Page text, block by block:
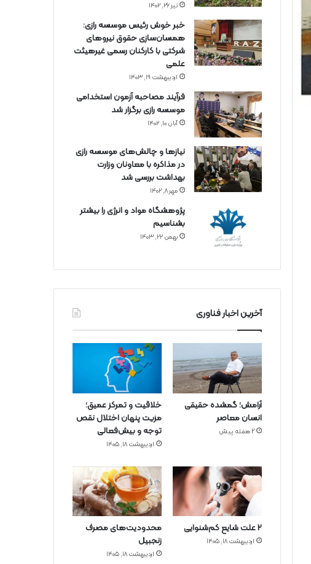
تیر ۲۶, ۱۴۰۲
خبر خوش رئیس موسسه رازی:
همسان‌سازی حقوق نیروهای
شرکتی با کارکنان رسمی غیرهیئت
علمی
اردیبهشت ۱۹, ۱۴۰۳
فرآیند مصاحبه آزمون استخدامی
موسسه رازی برگزار شد
آبان ۱۰, ۱۴۰۲
نیازها و چالش‌های موسسه رازی
در مذاکره با معاونان وزارت
بهداشت بررسی شد
مهر ۸, ۱۴۰۲
پژوهشگاه مواد و انرژی را بیشتر
بشناسیم
بهمن ۲۲, ۱۴۰۳
آخرین اخبار فناوری
آرامش؛ گمشده حقیقی
انسان معاصر
2 هفته پیش
خلاقیت و تمرکز عمیق؛
مزیت پنهان اختلال نقص
توجه و بیش‌فعالی
اردیبهشت ۱۸, ۱۴۰۵
۲ علت شایع‌ کم‌شنوایی
اردیبهشت ۱۸, ۱۴۰۵
محدودیت‌های مصرف
زنجبیل
اردیبهشت ۱۸, ۱۴۰۵